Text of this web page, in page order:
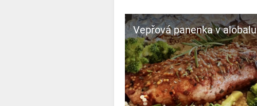
Vepřová panenka v alobalu